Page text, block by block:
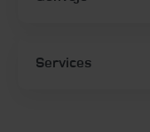
Services